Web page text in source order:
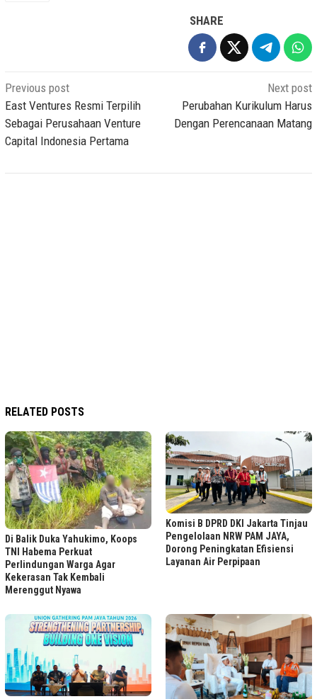
SHARE
Post
navigation
Previous post
East Ventures Resmi Terpilih
Sebagai Perusahaan Venture
Capital Indonesia Pertama
Next post
Perubahan Kurikulum Harus
Dengan Perencanaan Matang
RELATED POSTS
Di Balik Duka Yahukimo, Koops
TNI Habema Perkuat
Perlindungan Warga Agar
Kekerasan Tak Kembali
Merenggut Nyawa
Komisi B DPRD DKI Jakarta Tinjau
Pengelolaan NRW PAM JAYA,
Dorong Peningkatan Efisiensi
Layanan Air Perpipaan